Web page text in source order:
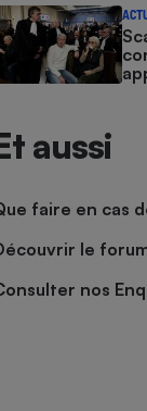
aussi
faire en cas
le
nos